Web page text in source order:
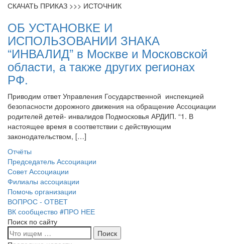
СКАЧАТЬ ПРИКАЗ >>> ИСТОЧНИК
ОБ УСТАНОВКЕ И
ИСПОЛЬЗОВАНИИ ЗНАКА
“ИНВАЛИД” в Москве и Московской
области, а также других регионах
РФ.
Приводим ответ Управления Государственной инспекцией
безопасности дорожного движения на обращение Ассоциации
родителей детей- инвалидов Подмосковья АРДИП. “1. В
настоящее время в соответствии с действующим
законодательством, […]
Отчёты
Председатель Ассоциации
Совет Ассоциации
Филиалы ассоциации
Помочь организации
ВОПРОС - ОТВЕТ
ВК сообщество #ПРО НЕЕ
Поиск по сайту